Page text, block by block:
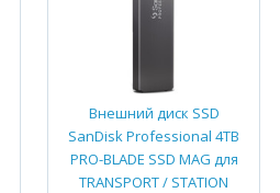
Внешний диск SSD
SanDisk Professional 4TB
PRO-BLADE SSD MAG для
TRANSPORT / STATION